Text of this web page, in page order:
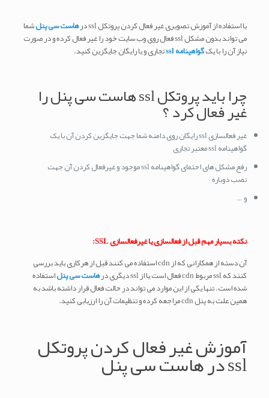
با استفاده از آموزش تصویری غیر فعال کردن پروتکل ssl در هاست سی پنلشما
می تواند بدون مشکل ssl فعال روی وب سایت خود را غیر فعال کرده و در صورت
نیاز آن را با یکگواهینامه ssl تجاری و یا رایگان جایگزین کنید.
چرا باید پروتکل ssl هاست سی پنل را
غیر فعال کرد ؟
غیر فعالسازی ssl رایگان روی دامنه شما جهت جایگزین کردن آن با یک
گواهینامه ssl معتبر تجاری
رفع مشکل های احتمای گواهینامه ssl موجود و غیرفعال کردن آن جهت
نصب دوباره
و …
نکته بسیار مهم قبل از فعالسازی یا غیرفعالسازی SSL:
آن دسته از همکارانی که از cdn استفاده می کنند قبل از هرکاری باید بررسی
کنند که ssl مربوط cdn فعال است یا از ssl دیگری در
هاست سی پنلاستفاده
شده است. تنها یکی از این موارد می تواند در حالت فعال قرار داشته باشد به
همین علت به پنل cdn مراجعه کرده و تنظیمات آن را ارزیابی کنید.
آموزش غیر فعال کردن پروتکل
ssl در هاست سی پنل